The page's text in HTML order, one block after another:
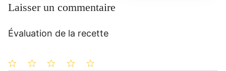
Laisser un commentaire
Évaluation de la recette